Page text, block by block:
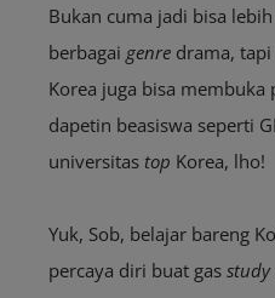
Bukan cuma jadi bisa
berbagai genre drama,
Korea juga bisa membuka
dapetin beasiswa seperti
universitas top Korea, lho!
Yuk, Sob, belajar bareng
percaya diri buat gas